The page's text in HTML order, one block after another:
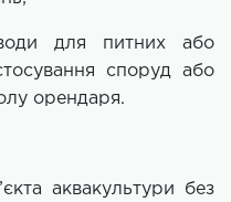
для питних або
споруд або
орендаря.
аквакультури без